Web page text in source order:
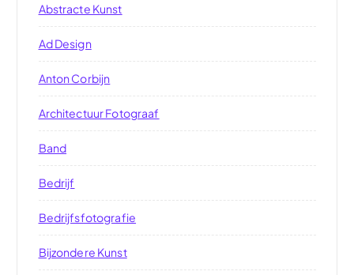
Abstracte Kunst
Ad Design
Anton Corbijn
Architectuur Fotograaf
Band
Bedrijf
Bedrijfsfotografie
Bijzondere Kunst